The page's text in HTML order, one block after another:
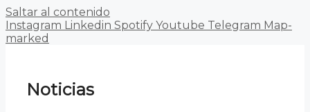
Saltar al contenido
Instagram Linkedin Spotify Youtube Telegram Map-
marked
Noticias